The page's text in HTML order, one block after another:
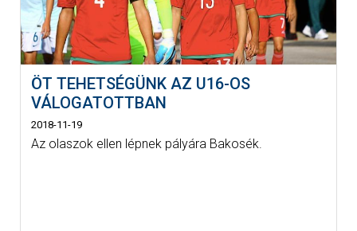
ÖT TEHETSÉGÜNK AZ U16-OS
VÁLOGATOTTBAN
2018-11-19
Az olaszok ellen lépnek pályára Bakosék.